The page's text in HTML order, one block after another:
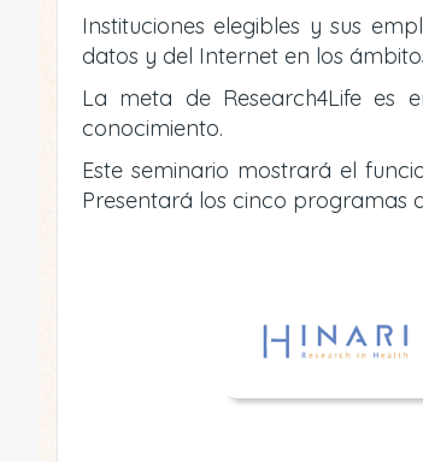
Instituciones elegibles y sus
datos y del Internet en los
La meta de Research4Life es
conocimiento.
Este seminario mostrará el
Presentará los cinco programas